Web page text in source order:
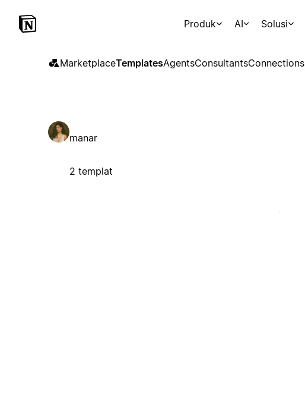
Produk AI Solusi
MarketplaceTemplatesAgentsConsultantsConnections
manar
2 templat